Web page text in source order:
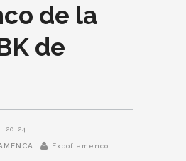
de la
de
20:24
Expoflamenco